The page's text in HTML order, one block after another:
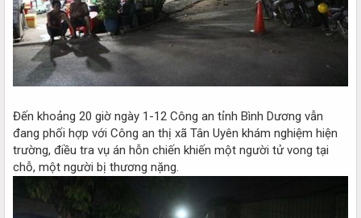
Đến khoảng 20 giờ ngày 1-12 Công an tỉnh Bình Dương vẫn
đang phối hợp với Công an thị xã Tân Uyên khám nghiệm hiện
trường, điều tra vụ án hỗn chiến khiến một người tử vong tại
chỗ, một người bị thương nặng.